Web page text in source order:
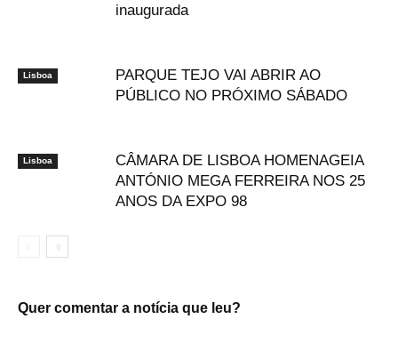
inaugurada
Lisboa
PARQUE TEJO VAI ABRIR AO
PÚBLICO NO PRÓXIMO SÁBADO
Lisboa
CÂMARA DE LISBOA HOMENAGEIA
ANTÓNIO MEGA FERREIRA NOS 25
ANOS DA EXPO 98
Quer comentar a notícia que leu?